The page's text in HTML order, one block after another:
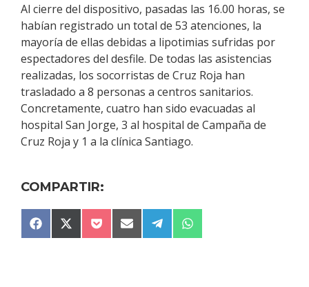
Al cierre del dispositivo, pasadas las 16.00 horas, se
habían registrado un total de 53 atenciones, la
mayoría de ellas debidas a lipotimias sufridas por
espectadores del desfile. De todas las asistencias
realizadas, los socorristas de Cruz Roja han
trasladado a 8 personas a centros sanitarios.
Concretamente, cuatro han sido evacuadas al
hospital San Jorge, 3 al hospital de Campaña de
Cruz Roja y 1 a la clínica Santiago.
COMPARTIR:
COMPARTIR
EN
F
A
COMPARTIR
EN
X
(
COMPARTIR
EN
P
O
COMPARTIR
EN
E
M
COMPARTIR
EN
E
COMPARTIR
EN
W
H